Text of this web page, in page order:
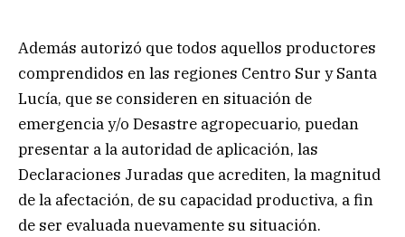
Además autorizó que todos aquellos productores
comprendidos en las regiones Centro Sur y Santa
Lucía, que se consideren en situación de
emergencia y/o Desastre agropecuario, puedan
presentar a la autoridad de aplicación, las
Declaraciones Juradas que acrediten, la magnitud
de la afectación, de su capacidad productiva, a fin
de ser evaluada nuevamente su situación.